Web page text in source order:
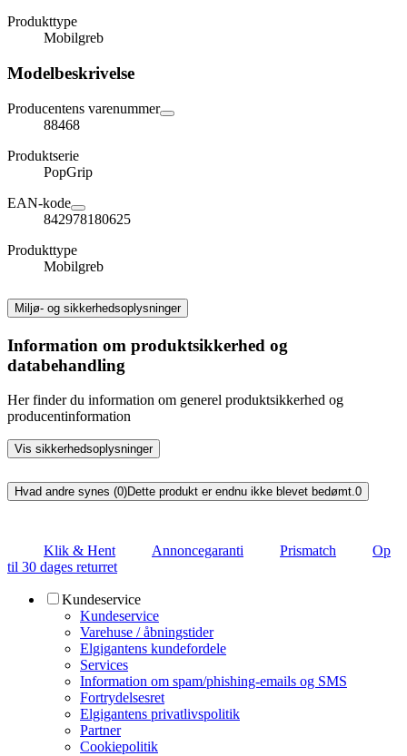
Produkttype
Mobilgreb
Modelbeskrivelse
Producentens varenummer
88468
Produktserie
PopGrip
EAN-kode
842978180625
Produkttype
Mobilgreb
Miljø- og sikkerhedsoplysninger
Information om produktsikkerhed og
databehandling
Her finder du information om generel produktsikkerhed og
producentinformation
Vis sikkerhedsoplysninger
Hvad andre synes (0)Dette produkt er endnu ikke blevet bedømt.0
Klik & Hent Annoncegaranti Prismatch
Op
til 30 dages returret
Kundeservice
Kundeservice
Varehuse / åbningstider
Elgigantens kundefordele
Services
Information om spam/phishing-emails og SMS
Fortrydelsesret
Elgigantens privatlivspolitik
Partner
Cookiepolitik